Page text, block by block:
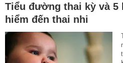
Tiểu đường thai kỳ và 5
hiểm đến thai nhi